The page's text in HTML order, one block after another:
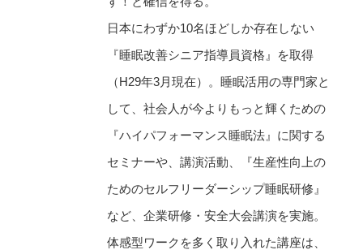
日本にわずか10名ほどしか存在しない
『睡眠改善シニア指導員資格』を取得
（H29年3月現在）。睡眠活用の専門家と
して、社会人が今よりもっと輝くための
『ハイパフォーマンス睡眠法』に関する
セミナーや、講演活動、『生産性向上の
ためのセルフリーダーシップ睡眠研修』
など、企業研修・安全大会講演を実施。
体感型ワークを多く取り入れた講座は、